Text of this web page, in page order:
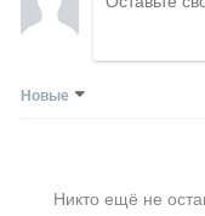
Новые
Никто ещё не